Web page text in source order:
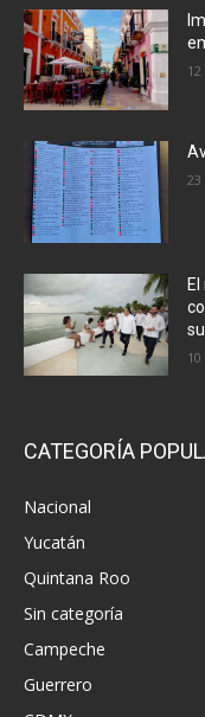
CATEGORÍA
Nacional
Yucatán
Quintana Roo
Sin categoría
Campeche
Guerrero